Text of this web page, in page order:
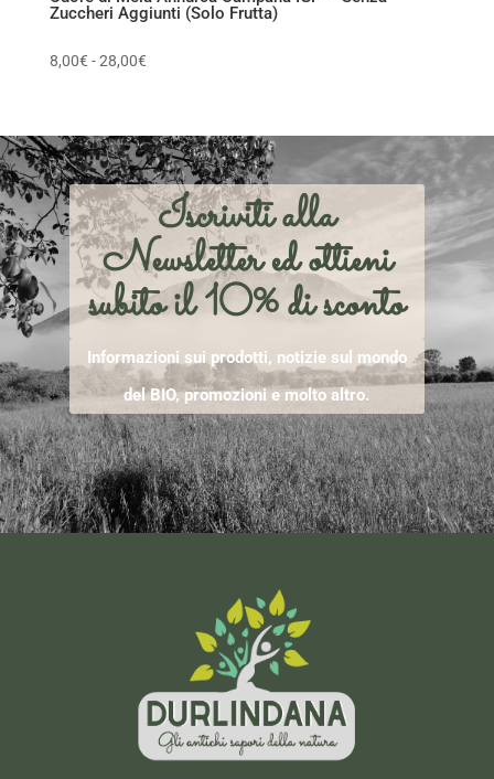
Zuccheri Aggiunti (Solo Frutta)
8,00€ - 28,00€Fascia
da
8,00€
a
28,00€
Iscriviti alla
Newsletter ed ottieni
subito il 10% di sconto
Informazioni sui prodotti, notizie sul mondo
del BIO, promozioni e molto altro.
[mailpoet_form id="1"]